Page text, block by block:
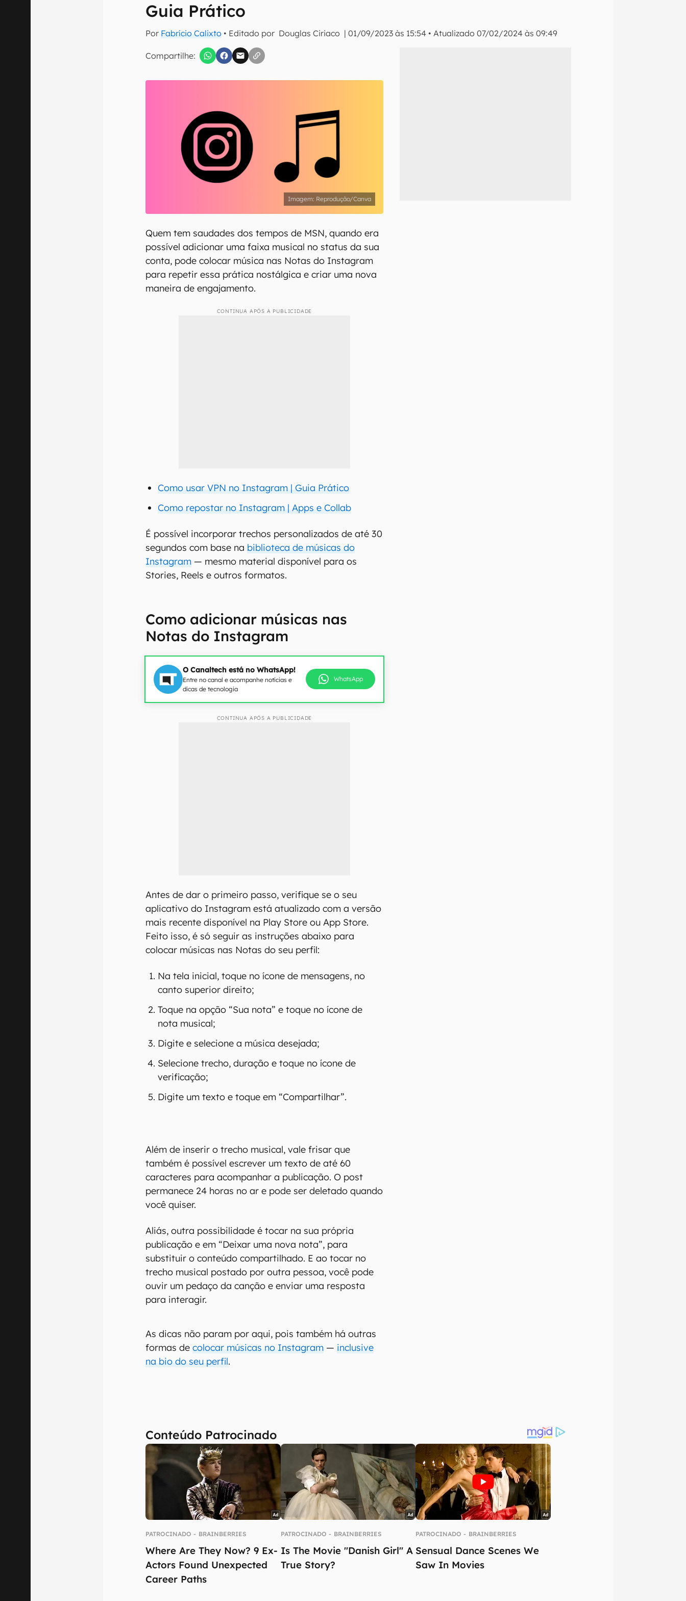
Guia Prático
Por Fabrício Calixto • Editado por Douglas Ciriaco |01/09/2023 às 15:54 •Atualizado07/02/2024 às 09:49
Compartilhe:
E-mail
Confirmo que li, aceito e concordo com os Termos de Uso e Política de Privacidade do Canaltech.
Reprodução/Canva
Quem tem saudades dos tempos de MSN, quando era
possível adicionar uma faixa musical no status da sua
conta, pode colocar música nas Notas do Instagram
para repetir essa prática nostálgica e criar uma nova
maneira de engajamento.
CONTINUA APÓS A PUBLICIDADE
Como usar VPN no Instagram | Guia Prático
Como repostar no Instagram | Apps e Collab
É possível incorporar trechos personalizados de até 30
segundos com base na biblioteca de músicas do
Instagram — mesmo material disponível para os
Stories, Reels e outros formatos.
Como adicionar músicas nas
Notas do Instagram
O Canaltech está no WhatsApp!
Entre no canal e acompanhe notícias e
dicas de tecnologia
WhatsApp
CONTINUA APÓS A PUBLICIDADE
Antes de dar o primeiro passo, verifique se o seu
aplicativo do Instagram está atualizado com a versão
mais recente disponível na Play Store ou App Store.
Feito isso, é só seguir as instruções abaixo para
colocar músicas nas Notas do seu perfil:
Na tela inicial, toque no ícone de mensagens, no
canto superior direito;
Toque na opção “Sua nota” e toque no ícone de
nota musical;
Digite e selecione a música desejada;
Selecione trecho, duração e toque no ícone de
verificação;
Digite um texto e toque em “Compartilhar”.
Além de inserir o trecho musical, vale frisar que
também é possível escrever um texto de até 60
caracteres para acompanhar a publicação. O post
permanece 24 horas no ar e pode ser deletado quando
você quiser.
Aliás, outra possibilidade é tocar na sua própria
publicação e em “Deixar uma nova nota”, para
substituir o conteúdo compartilhado. E ao tocar no
trecho musical postado por outra pessoa, você pode
ouvir um pedaço da canção e enviar uma resposta
para interagir.
As dicas não param por aqui, pois também há outras
formas decolocar músicas no Instagram — inclusive
na bio do seu perfil.